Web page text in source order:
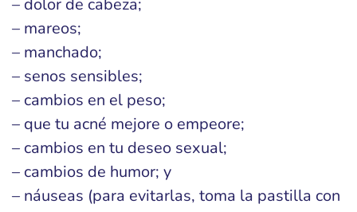
– dolor de cabeza;
– mareos;
– manchado;
– senos sensibles;
– cambios en el peso;
– que tu acné mejore o empeore;
– cambios en tu deseo sexual;
– cambios de humor; y
– náuseas (para evitarlas, toma la pastilla con